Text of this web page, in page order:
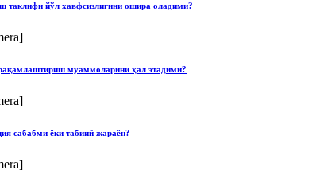
таклифи йўл хавфсизлигини ошира оладими?
муаммоларини ҳал этадими?
сабабми ёки табиий жараён?